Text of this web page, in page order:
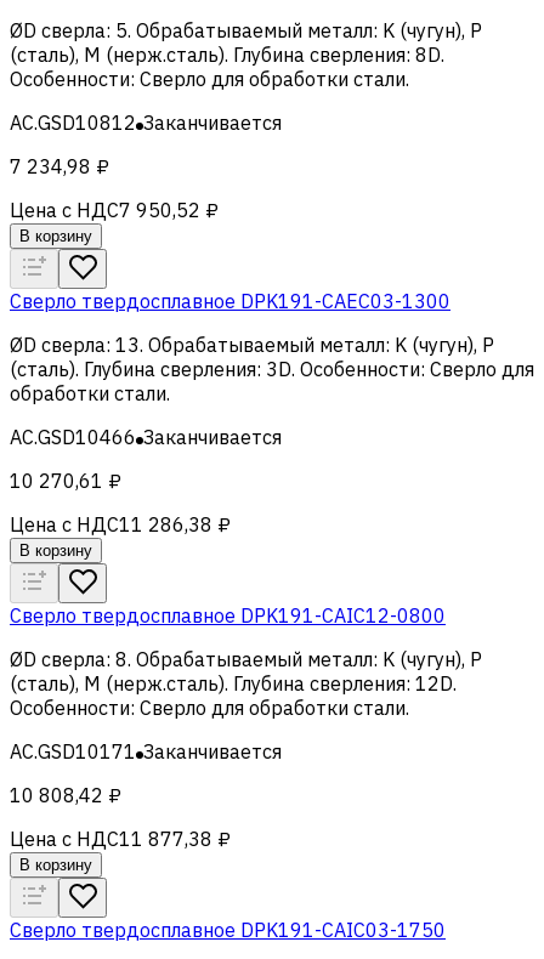
ØD сверла: 5. Обрабатываемый металл: K (чугун), Р
(сталь), M (нерж.сталь). Глубина сверления: 8D.
Особенности: Сверло для обработки стали.
AC.GSD10812 Заканчивается
7 234,98 ₽
Цена с НДС7 950,52 ₽
В корзину
Сверло твердосплавное DPK191-CAEC03-1300
ØD сверла: 13. Обрабатываемый металл: K (чугун), Р
(сталь). Глубина сверления: 3D. Особенности: Сверло для
обработки стали.
AC.GSD10466 Заканчивается
10 270,61 ₽
Цена с НДС11 286,38 ₽
В корзину
Сверло твердосплавное DPK191-CAIC12-0800
ØD сверла: 8. Обрабатываемый металл: K (чугун), Р
(сталь), M (нерж.сталь). Глубина сверления: 12D.
Особенности: Сверло для обработки стали.
AC.GSD10171 Заканчивается
10 808,42 ₽
Цена с НДС11 877,38 ₽
В корзину
Сверло твердосплавное DPK191-CAIC03-1750